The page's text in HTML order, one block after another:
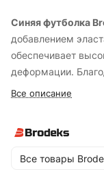
Синяя футболка
добавлением
обеспечивает
деформации.
форму и остается
Все описание
Все товары